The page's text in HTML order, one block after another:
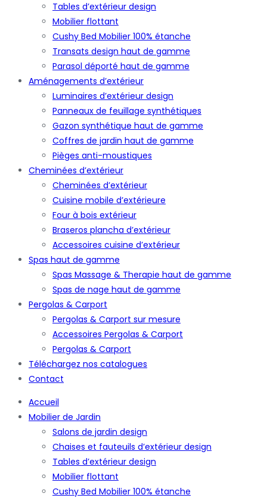
Tables d’extérieur design
Mobilier flottant
Cushy Bed Mobilier 100% étanche
Transats design haut de gamme
Parasol déporté haut de gamme
Aménagements d’extérieur
Luminaires d’extérieur design
Panneaux de feuillage synthétiques
Gazon synthétique haut de gamme
Coffres de jardin haut de gamme
Pièges anti-moustiques
Cheminées d’extérieur
Cheminées d’extérieur
Cuisine mobile d’extérieure
Four à bois extérieur
Braseros plancha d’extérieur
Accessoires cuisine d’extérieur
Spas haut de gamme
Spas Massage & Therapie haut de gamme
Spas de nage haut de gamme
Pergolas & Carport
Pergolas & Carport sur mesure
Accessoires Pergolas & Carport
Pergolas & Carport
Téléchargez nos catalogues
Contact
Accueil
Mobilier de Jardin
Salons de jardin design
Chaises et fauteuils d’extérieur design
Tables d’extérieur design
Mobilier flottant
Cushy Bed Mobilier 100% étanche